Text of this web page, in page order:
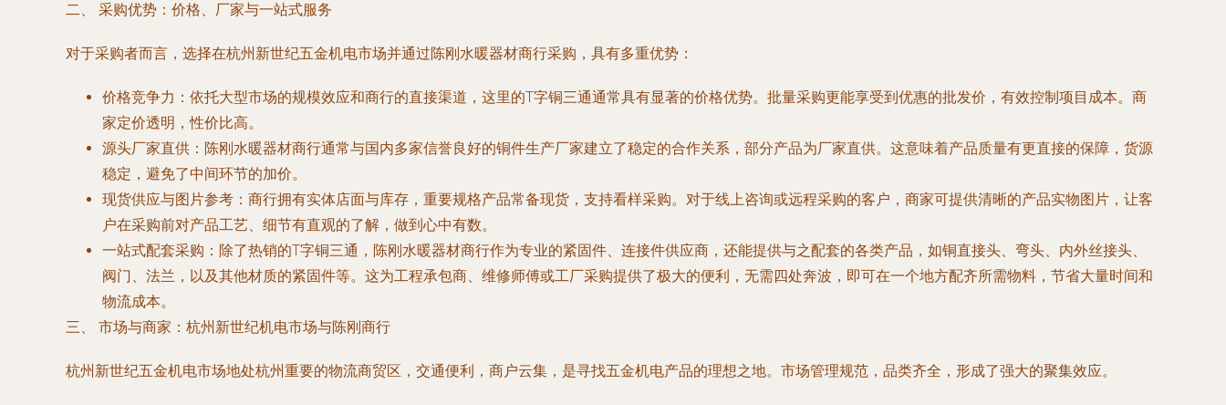
二、 采购优势：价格、厂家与一站式服务
对于采购者而言，选择在杭州新世纪五金机电市场并通过陈刚水暖器材商行采购，具有多重优势：
价格竞争力 ：依托大型市场的规模效应和商行的直接渠道，这里的T字铜三通通常具有显著的价格优势。批量采购更能享受到优惠的批发价，有效控制项目成本。商
家定价透明，性价比高。
源头厂家直供 ：陈刚水暖器材商行通常与国内多家信誉良好的铜件生产厂家建立了稳定的合作关系，部分产品为厂家直供。这意味着产品质量有更直接的保障，货源
稳定，避免了中间环节的加价。
现货供应与图片参考 ：商行拥有实体店面与库存，重要规格产品常备现货，支持看样采购。对于线上咨询或远程采购的客户，商家可提供清晰的产品实物图片，让客
户在采购前对产品工艺、细节有直观的了解，做到心中有数。
一站式配套采购 ：除了热销的T字铜三通，陈刚水暖器材商行作为专业的紧固件、连接件供应商，还能提供与之配套的各类产品，如铜直接头、弯头、内外丝接头、
阀门、法兰，以及其他材质的紧固件等。这为工程承包商、维修师傅或工厂采购提供了极大的便利，无需四处奔波，即可在一个地方配齐所需物料，节省大量时间和
物流成本。
三、 市场与商家：杭州新世纪机电市场与陈刚商行
杭州新世纪五金机电市场地处杭州重要的物流商贸区，交通便利，商户云集，是寻找五金机电产品的理想之地。市场管理规范，品类齐全，形成了强大的聚集效应。